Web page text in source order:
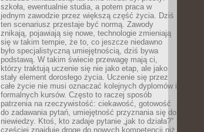
szkoła, ewentualnie studia, a potem praca w
jednym zawodzie przez większą część życia. Dziś
ten scenariusz przestaje być normą. Zawody
znikają, pojawiają się nowe, technologie zmieniają
się w takim tempie, że to, co jeszcze niedawno
było specjalistyczną umiejętnością, dziś bywa
podstawą. W takim świecie przewagę mają ci,
którzy traktują uczenie się nie jako etap, ale jako
stały element dorosłego życia. Uczenie się przez
całe życie nie musi oznaczać kolejnych dyplomów i
formalnych kursów. Często to raczej sposób
patrzenia na rzeczywistość: ciekawość, gotowość
do zadawania pytań, umiejętność przyznania się do
niewiedzy. Ktoś, kto zadaje pytanie „jak to działa?”
częściej znajduje drogę do nowych kompetencji niż